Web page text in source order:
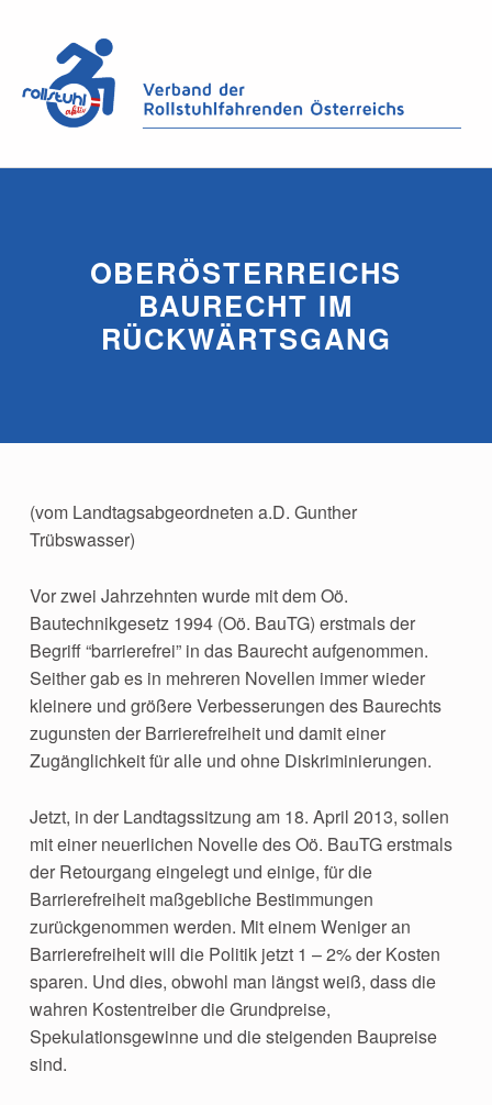
OBERÖSTERREICHS
BAURECHT IM
RÜCKWÄRTSGANG
(vom Landtagsabgeordneten a.D. Gunther
Trübswasser)
Vor zwei Jahrzehnten wurde mit dem Oö.
Bautechnikgesetz 1994 (Oö. BauTG) erstmals der
Begriff “barrierefrei” in das Baurecht aufgenommen.
Seither gab es in mehreren Novellen immer wieder
kleinere und größere Verbesserungen des Baurechts
zugunsten der Barrierefreiheit und damit einer
Zugänglichkeit für alle und ohne Diskriminierungen.
Jetzt, in der Landtagssitzung am 18. April 2013, sollen
mit einer neuerlichen Novelle des Oö. BauTG erstmals
der Retourgang eingelegt und einige, für die
Barrierefreiheit maßgebliche Bestimmungen
zurückgenommen werden. Mit einem Weniger an
Barrierefreiheit will die Politik jetzt 1 – 2% der Kosten
sparen. Und dies, obwohl man längst weiß, dass die
wahren Kostentreiber die Grundpreise,
Spekulationsgewinne und die steigenden Baupreise
sind.